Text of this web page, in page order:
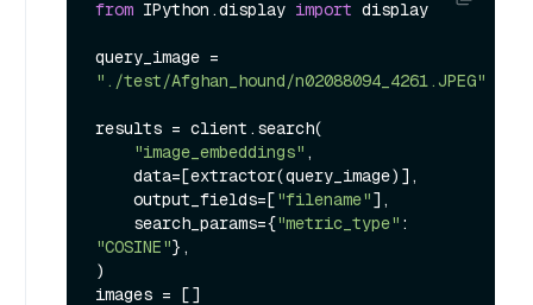
from IPython.display import display
"./test/Afghan_hound/n02088094_4261.JPEG"
results = client.search(
"image_embeddings" ,
    output_fields=[
"filename"],
    search_params={
"metric_type"
"COSINE"},
)